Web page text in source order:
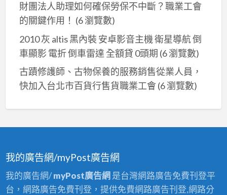
財團法人助理如何確保勞保不中斷？職業工會
的關鍵作用！ (6 瀏覽數)
2010 灰 altis 黑內裝 安卓影音主機 衛星導航 倒
車顯影 電折 倒車雷達 全額貸 0頭期 (6 瀏覽數)
古蹟修護師、古物保養的服務銷售從業人員，
快加入台北市百貨行售貨職業工會 (6 瀏覽數)
我的廣告網/myPost廣告網
我的廣告網/myPost廣告網 是台灣網路廣告免費刊登平
台，網路廣告免費刊登，提供免費網路廣告刊登,網路分